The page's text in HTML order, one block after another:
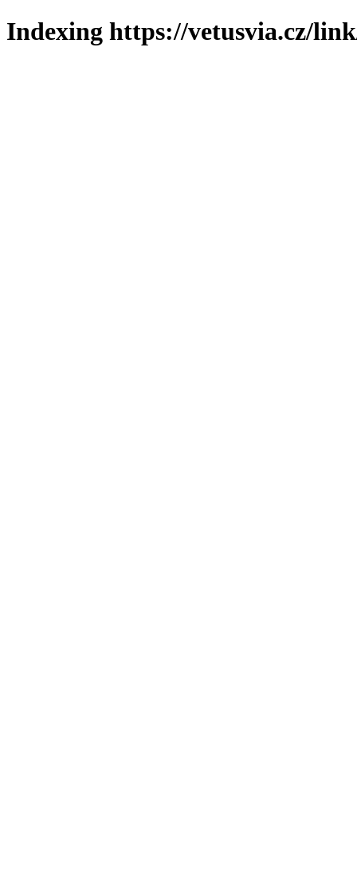
Indexing https://vetusvia.cz/